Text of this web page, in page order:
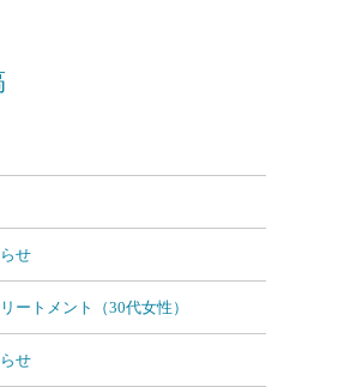
せ
ートメント（30代女性）
せ